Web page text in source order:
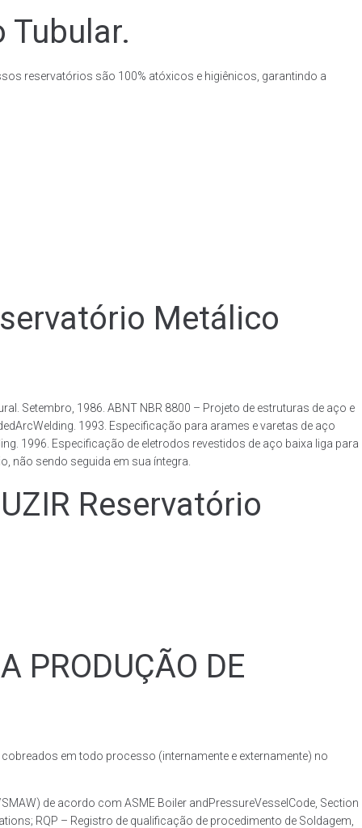
Tubular.
reservatórios são 100% atóxicos e higiênicos, garantindo a
Metálico
Setembro, 1986. ABNT NBR 8800 – Projeto de estruturas de aço e
1993. Especificação para arames e varetas de aço
1996. Especificação de eletrodos revestidos de aço baixa liga para
não sendo seguida em sua íntegra.
Reservatório
PRODUÇÃO DE
em todo processo (internamente e externamente) no
de acordo com ASME Boiler andPressureVesselCode, Section
RQP – Registro de qualificação de procedimento de Soldagem,